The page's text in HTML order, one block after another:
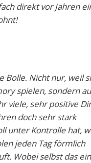
direkt vor Jahren
Bolle. Nicht nur, weil
spielen, sondern
viele, sehr positive
doch sehr stark
unter Kontrolle hat,
jeden Tag förmlich
Wobei selbst das ein